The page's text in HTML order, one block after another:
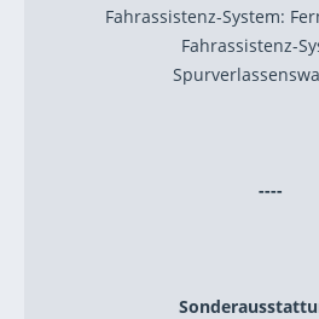
Fahrassistenz-System:
Fahrassistenz-
----